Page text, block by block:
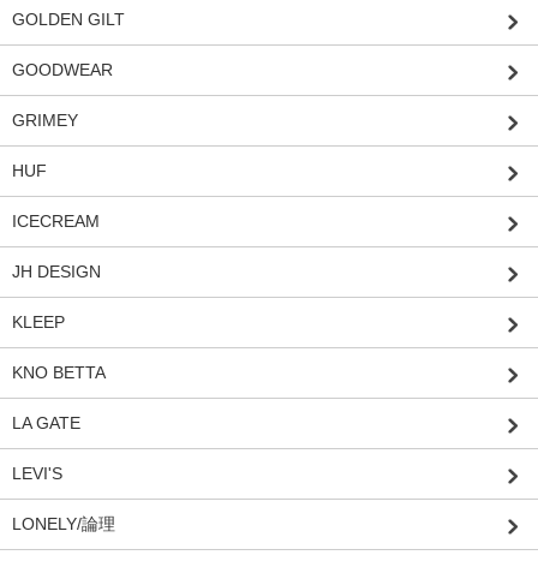
GOLDEN GILT
GOODWEAR
GRIMEY
HUF
ICECREAM
JH DESIGN
KLEEP
KNO BETTA
LA GATE
LEVI'S
LONELY/論理